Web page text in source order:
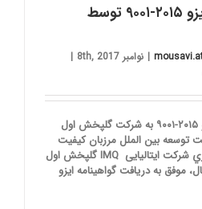
دریافت گواهینامه ایزو ۲۰۱۵-۹۰۰۱ توسط
| نوامبر 8th, 2017
|
طی مراسمی گواهینامه ایزو ۲۰۱۵-۹۰۰۱ به شرکت گلپخش اول
توسعه بین الملل مرزبان کیفیت
پارس کیش نماينده انحصاري شرکت ایتالیایی IMQ گلپخش اول
موفق به دریافت گواهینامه ایزو